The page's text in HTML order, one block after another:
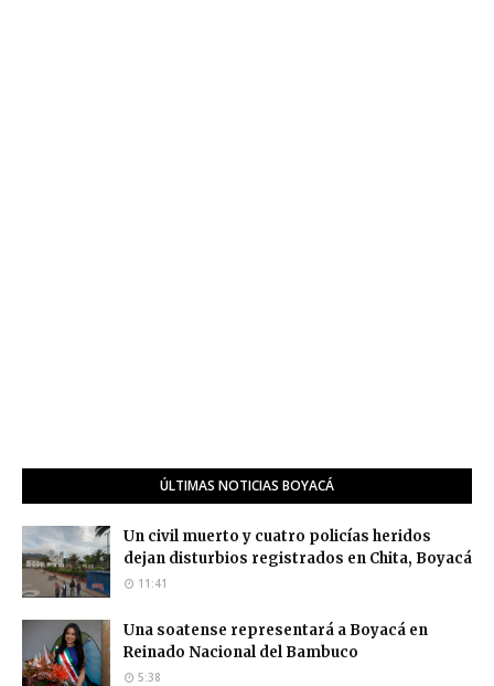
ÚLTIMAS NOTICIAS BOYACÁ
Un civil muerto y cuatro policías heridos
dejan disturbios registrados en Chita, Boyacá
11:41
Una soatense representará a Boyacá en
Reinado Nacional del Bambuco
5:38